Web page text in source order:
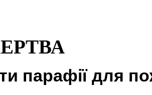
парафії для